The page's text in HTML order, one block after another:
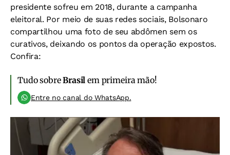
presidente sofreu em 2018, durante a campanha
eleitoral. Por meio de suas redes sociais, Bolsonaro
compartilhou uma foto de seu abdômen sem os
curativos, deixando os pontos da operação expostos.
Confira:
Tudo sobreBrasil em primeira mão!
Entre no canal do WhatsApp.